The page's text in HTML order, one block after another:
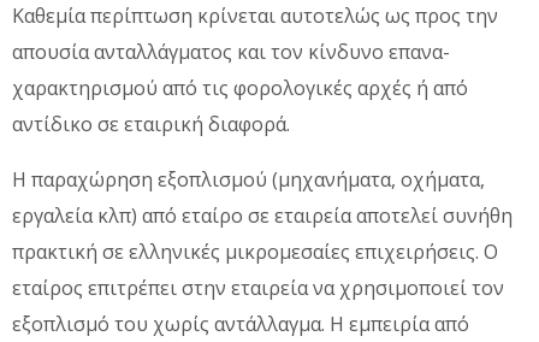
Καθεμία περίπτωση κρίνεται αυτοτελώς ως προς την
απουσία ανταλλάγματος και τον κίνδυνο επανα-
χαρακτηρισμού από τις φορολογικές αρχές ή από
αντίδικο σε εταιρική διαφορά.
Η παραχώρηση εξοπλισμού (μηχανήματα, οχήματα,
εργαλεία κλπ) από εταίρο σε εταιρεία αποτελεί συνήθη
πρακτική σε ελληνικές μικρομεσαίες επιχειρήσεις. Ο
εταίρος επιτρέπει στην εταιρεία να χρησιμοποιεί τον
εξοπλισμό του χωρίς αντάλλαγμα. Η εμπειρία από